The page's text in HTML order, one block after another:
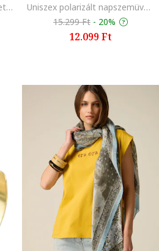
Cat-eye napszemüveg, Fekete/Barna
Uniszex polarizált napszemüveg, Átlátszó
15.299 Ft - 20%
12.099 Ft